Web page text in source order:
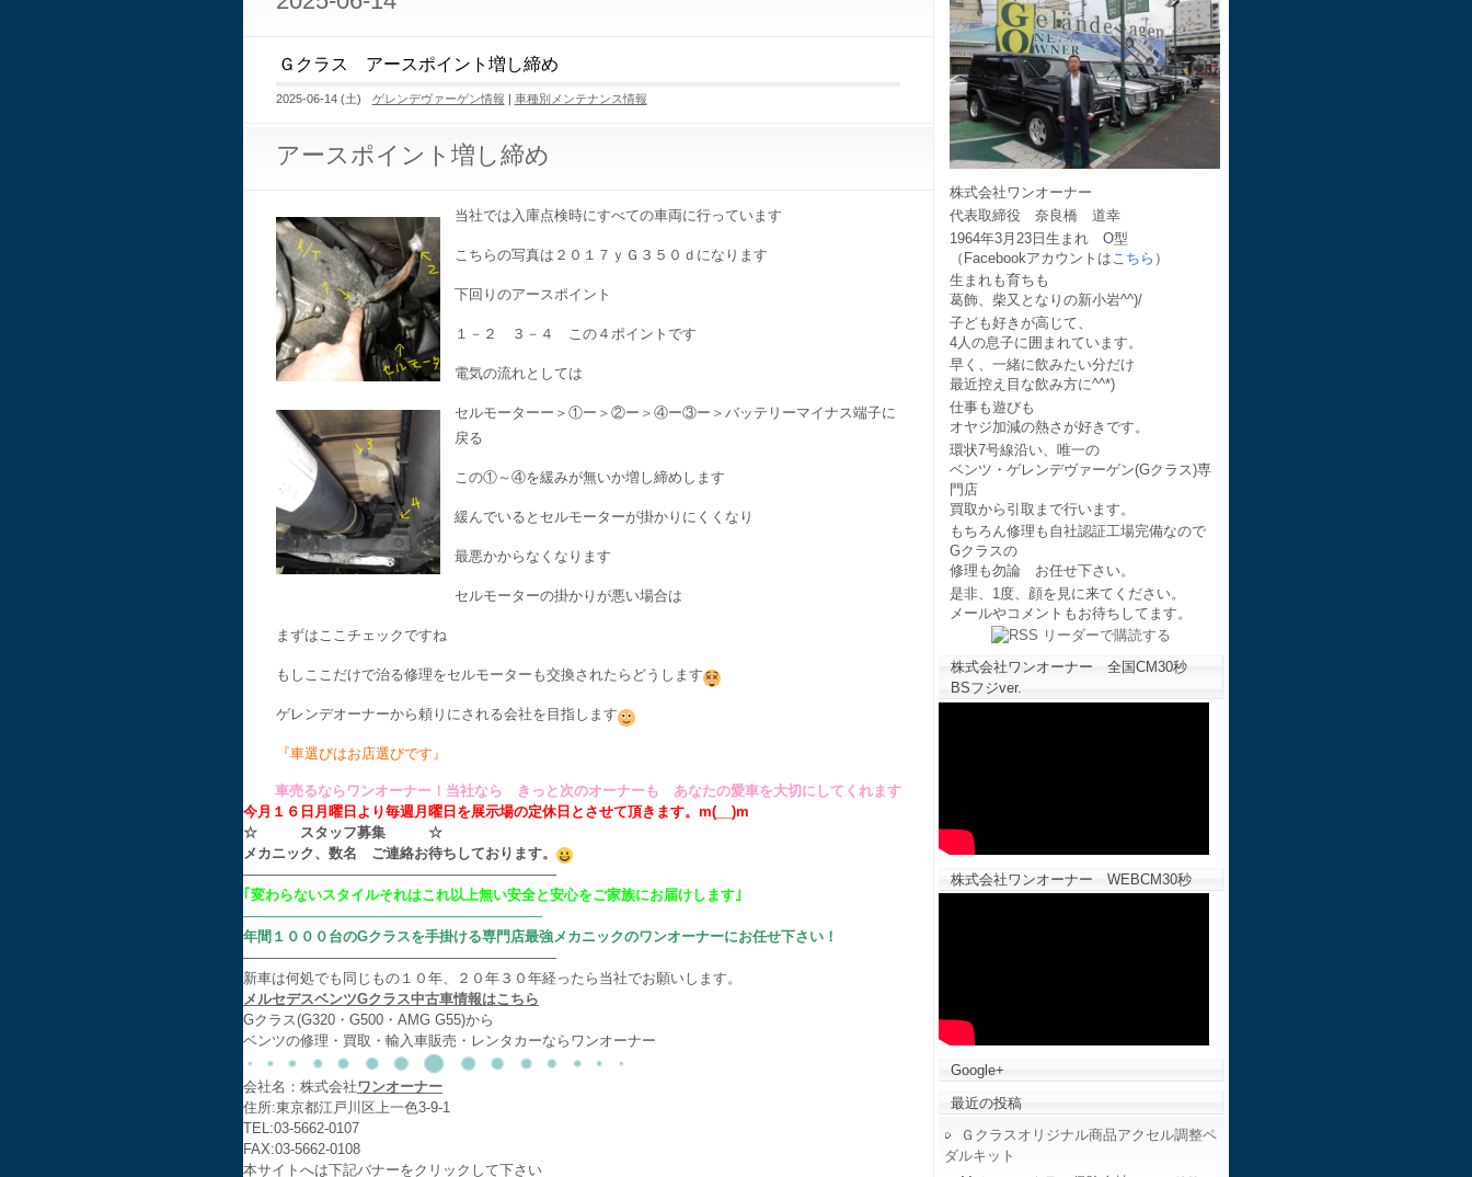
Ｇクラス アースポイント増し締め
2025-06-14 (土) ゲレンデヴァーゲン情報 | 車種別メンテナンス情報
アースポイント増し締め
当社では入庫点検時にすべての車両に行っています
こちらの写真は２０１７ｙＧ３５０ｄになります
下回りのアースポイント
１－２ ３－４ この４ポイントです
電気の流れとしては
セルモーターー＞①ー＞②ー＞④ー③ー＞バッテリーマイナス端子に
戻る
この①～④を緩みが無いか増し締めします
緩んでいるとセルモーターが掛かりにくくなり
最悪かからなくなります
セルモーターの掛かりが悪い場合は
まずはここチェックですね
もしここだけで治る修理をセルモーターも交換されたらどうします
ゲレンデオーナーから頼りにされる会社を目指します
『車選びはお店選びです』
車売るならワンオーナー！当社なら きっと次のオーナーも あなたの愛車を大切にしてくれます
今月１６日月曜日より毎週月曜日を展示場の定休日とさせて頂きます。m(__)m
☆ スタッフ募集 ☆
メカニック、数名 ご連絡お待ちしております。
——————————————————————
｢変わらないスタイルそれはこれ以上無い安全と安心をご家族にお届けします｣
—————————————————————
年間１０００台のGクラスを手掛ける専門店最強メカニックのワンオーナーにお任せ下さい！
——————————————————————
新車は何処でも同じもの１０年、２０年３０年経ったら当社でお願いします。
メルセデスベンツGクラス中古車情報はこちら
Gクラス(G320・G500・AMG G55)から
ベンツの修理・買取・輸入車販売・レンタカーならワンオーナー
会社名：株式会社ワンオーナー
住所:東京都江戸川区上一色3-9-1
TEL:03-5662-0107
FAX:03-5662-0108
本サイトへは下記バナーをクリックして下さい
株式会社ワンオーナー
代表取締役 奈良橋 道幸
1964年3月23日生まれ O型
（Facebookアカウントは こちら ）
生まれも育ちも
葛飾、柴又となりの新小岩^^)/
子ども好きが高じて、
4人の息子に囲まれています。
早く、一緒に飲みたい分だけ
最近控え目な飲み方に^^*)
仕事も遊びも
オヤジ加減の熱さが好きです。
環状7号線沿い、唯一の
ベンツ・ゲレンデヴァーゲン(Gクラス)専
門店
買取から引取まで行います。
もちろん修理も自社認証工場完備なので
Gクラスの
修理も勿論 お任せ下さい。
是非、1度、顔を見に来てください。
メールやコメントもお待ちしてます。
株式会社ワンオーナー 全国CM30秒
BSフジver.
株式会社ワンオーナー WEBCM30秒
Google+
最近の投稿
Ｇクラスオリジナル商品アクセル調整ペ
ダルキット